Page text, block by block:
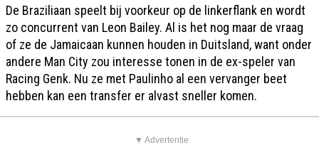
De Braziliaan speelt bij voorkeur op de linkerflank en wordt
zo concurrent van Leon Bailey. Al is het nog maar de vraag
of ze de Jamaicaan kunnen houden in Duitsland, want onder
andere Man City zou interesse tonen in de ex-speler van
Racing Genk. Nu ze met Paulinho al een vervanger beet
hebben kan een transfer er alvast sneller komen.
▼ Advertentie